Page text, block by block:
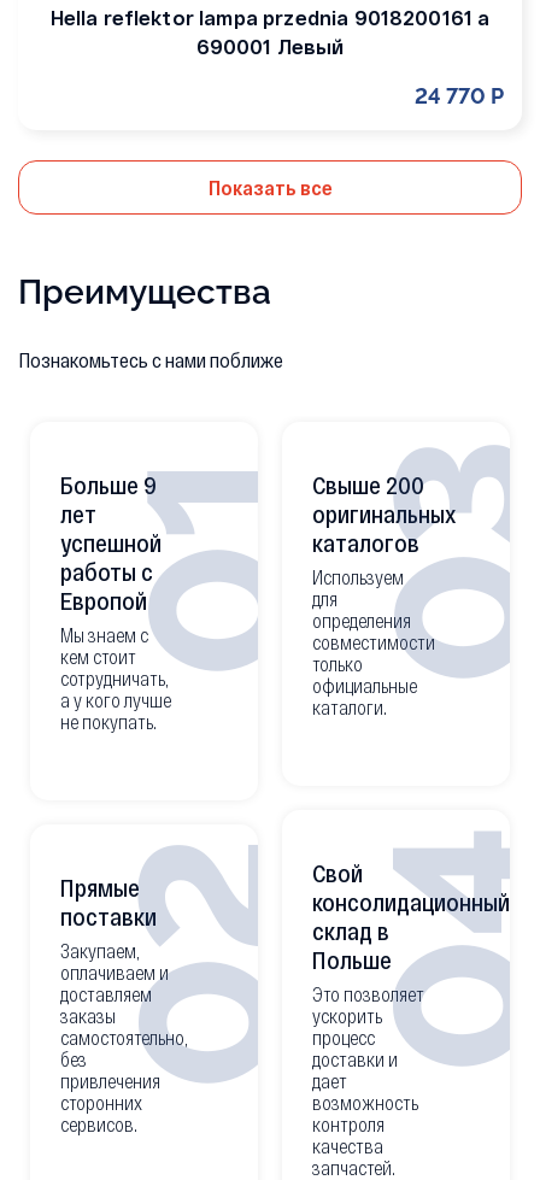
Hella reflektor lampa przednia 9018200161 a
690001 Левый
24 770 Р
Показать все
Преимущества
Познакомьтесь с нами поближе
01
Больше 9
лет
успешной
работы с
Европой
Мы знаем с
кем стоит
сотрудничать,
а у кого лучше
не покупать.
02
Прямые
поставки
Закупаем,
оплачиваем и
доставляем
заказы
самостоятельно,
без
привлечения
сторонних
сервисов.
Свыше 200
оригинальных
каталогов
Используем
для
определения
совместимости
только
официальные
каталоги.
Свой
консолидационный
склад в
Польше
Это позволяет
ускорить
процесс
доставки и
дает
возможность
контроля
качества
запчастей.